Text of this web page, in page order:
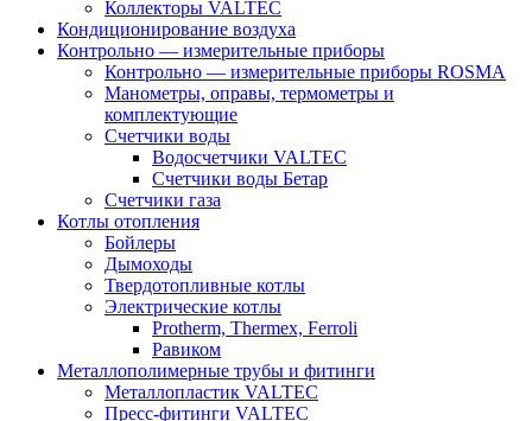
Коллекторы VALTEC
Кондиционирование воздуха
Контрольно — измерительные приборы
Контрольно — измерительные приборы ROSMA
Манометры, оправы, термометры и
комплектующие
Счетчики воды
Водосчетчики VALTEC
Счетчики воды Бетар
Счетчики газа
Котлы отопления
Бойлеры
Дымоходы
Твердотопливные котлы
Электрические котлы
Protherm, Thermex, Ferroli
Равиком
Металлополимерные трубы и фитинги
Металлопластик VALTEC
Пресс-фитинги VALTEC